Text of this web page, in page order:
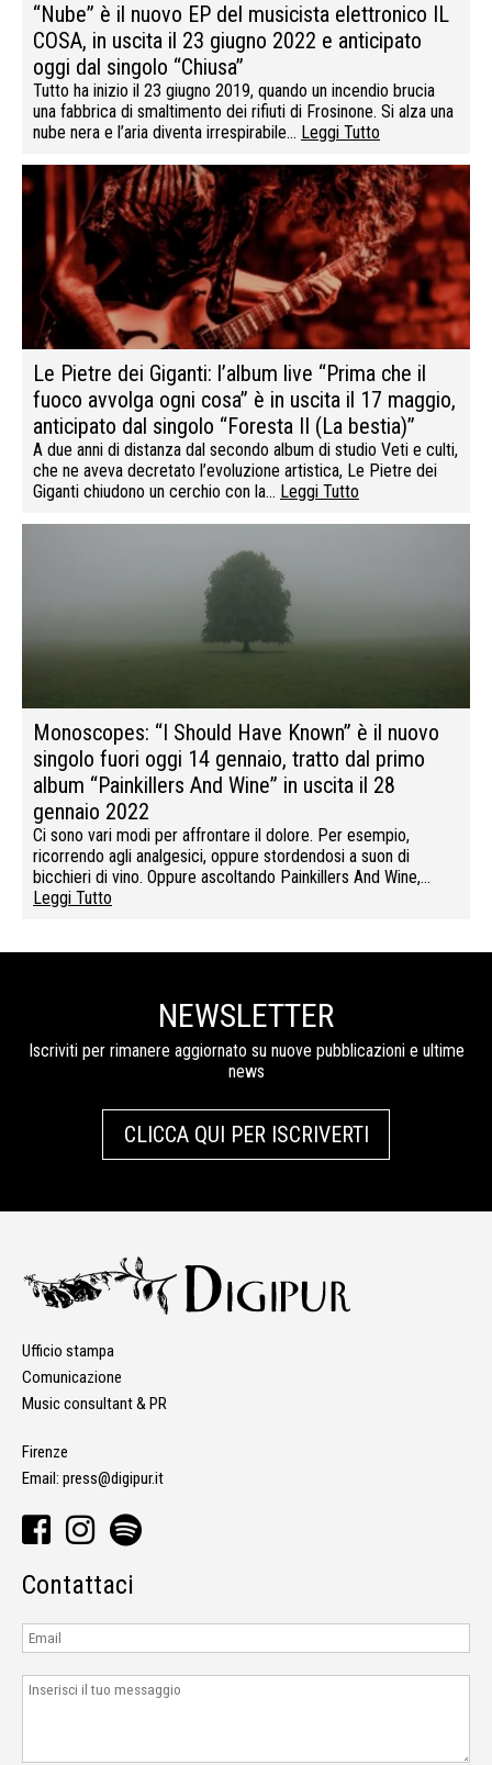
“Nube” è il nuovo EP del musicista elettronico IL
COSA, in uscita il 23 giugno 2022 e anticipato
oggi dal singolo “Chiusa”
Tutto ha inizio il 23 giugno 2019, quando un incendio brucia
una fabbrica di smaltimento dei rifiuti di Frosinone. Si alza una
nube nera e l’aria diventa irrespirabile… Leggi Tutto
Le Pietre dei Giganti: l’album live “Prima che il
fuoco avvolga ogni cosa” è in uscita il 17 maggio,
anticipato dal singolo “Foresta II (La bestia)”
A due anni di distanza dal secondo album di studio Veti e culti,
che ne aveva decretato l’evoluzione artistica, Le Pietre dei
Giganti chiudono un cerchio con la… Leggi Tutto
Monoscopes: “I Should Have Known” è il nuovo
singolo fuori oggi 14 gennaio, tratto dal primo
album “Painkillers And Wine” in uscita il 28
gennaio 2022
Ci sono vari modi per affrontare il dolore. Per esempio,
ricorrendo agli analgesici, oppure stordendosi a suon di
bicchieri di vino. Oppure ascoltando Painkillers And Wine,…
Leggi Tutto
NEWSLETTER
Iscriviti per rimanere aggiornato su nuove pubblicazioni e ultime
news
CLICCA QUI PER ISCRIVERTI
Ufficio stampa
Comunicazione
Music consultant & PR
Firenze
Email: press@digipur.it
Contattaci